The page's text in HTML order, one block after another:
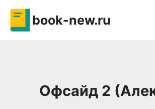
Перейти
содержимому
book-new.ru
Офсайд 2